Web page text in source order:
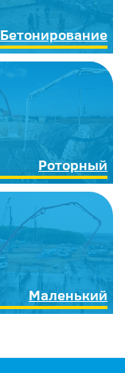
Бетонирование
Роторный
Маленький